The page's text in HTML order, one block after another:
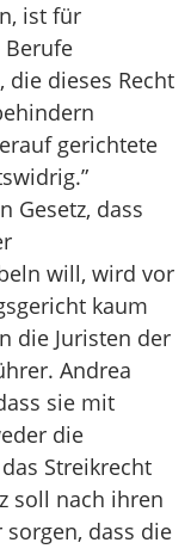
ist für
die dieses Recht
gerichtete
Gesetz, dass
will, wird vor
kaum
die Juristen der
Andrea
sie mit
die
Streikrecht
soll nach ihren
dass die